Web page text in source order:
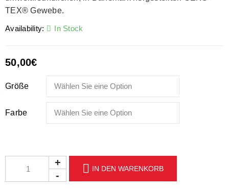
TEX® Gewebe.
Availability: In Stock
50,00€
Größe
Farbe
IN DEN WARENKORB